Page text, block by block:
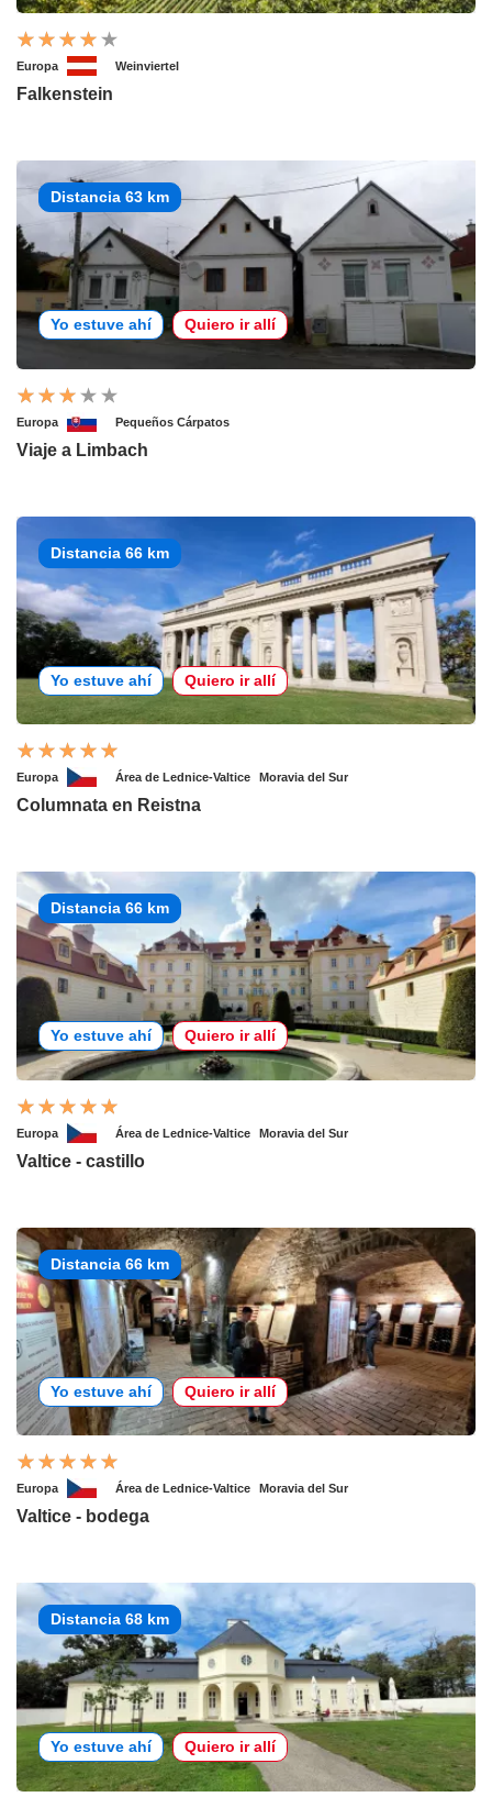
Europa Weinviertel
Falkenstein
Distancia 63 km
Yo estuve ahí Quiero ir allí
Europa Pequeños Cárpatos
Viaje a Limbach
Distancia 66 km
Yo estuve ahí Quiero ir allí
Europa Área de Lednice-Valtice Moravia del Sur
Columnata en Reistna
Distancia 66 km
Yo estuve ahí Quiero ir allí
Europa Área de Lednice-Valtice Moravia del Sur
Valtice - castillo
Distancia 66 km
Yo estuve ahí Quiero ir allí
Europa Área de Lednice-Valtice Moravia del Sur
Valtice - bodega
Distancia 68 km
Yo estuve ahí Quiero ir allí